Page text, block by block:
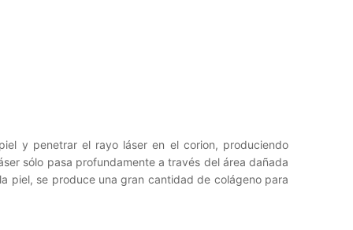
y penetrar el rayo láser en el corion, produciendo
sólo pasa profundamente a través del área dañada
piel, se produce una gran cantidad de colágeno para